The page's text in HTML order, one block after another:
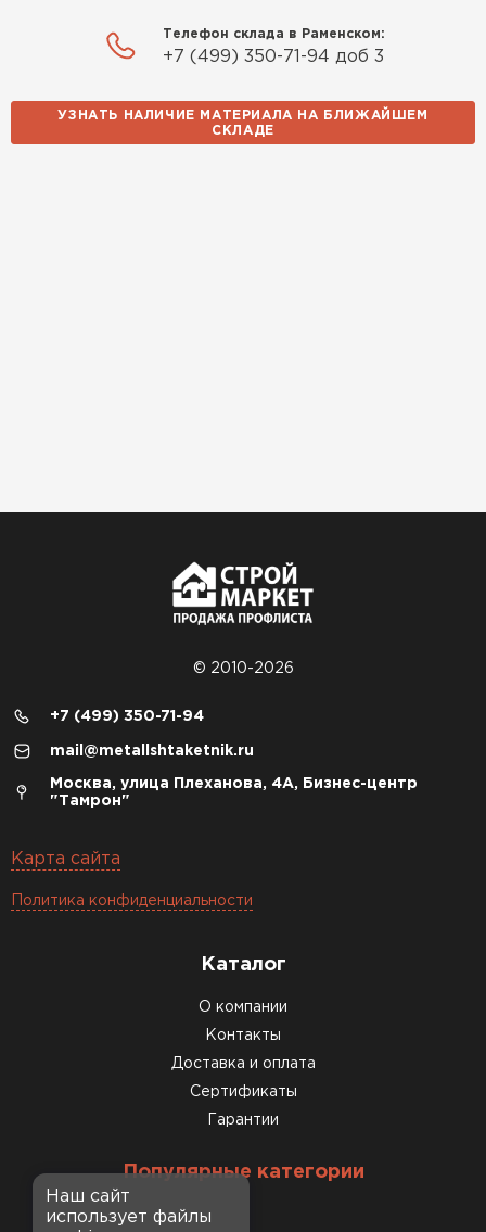
Телефон склада в Раменском:
+7 (499) 350-71-94 доб 3
УЗНАТЬ НАЛИЧИЕ МАТЕРИАЛА НА БЛИЖАЙШЕМ
СКЛАДЕ
© 2010-2026
+7 (499) 350-71-94
mail@metallshtaketnik.ru
Москва, улица Плеханова, 4А, Бизнес-центр
"Тамрон"
Карта сайта
Политика конфиденциальности
Каталог
О компании
Контакты
Доставка и оплата
Сертификаты
Гарантии
Популярные категории
Наш сайт
использует файлы